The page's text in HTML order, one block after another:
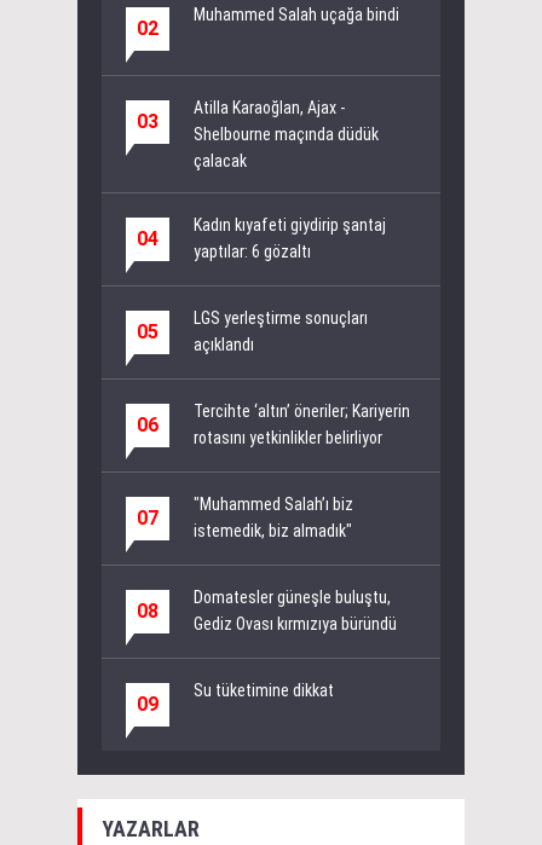
02
Muhammed Salah uçağa bindi
03
Atilla Karaoğlan, Ajax -
Shelbourne maçında düdük
çalacak
04
Kadın kıyafeti giydirip şantaj
yaptılar: 6 gözaltı
05
LGS yerleştirme sonuçları
açıklandı
06
Tercihte ‘altın’ öneriler; Kariyerin
rotasını yetkinlikler belirliyor
07
"Muhammed Salah’ı biz
istemedik, biz almadık"
08
Domatesler güneşle buluştu,
Gediz Ovası kırmızıya büründü
09
Su tüketimine dikkat
YAZARLAR